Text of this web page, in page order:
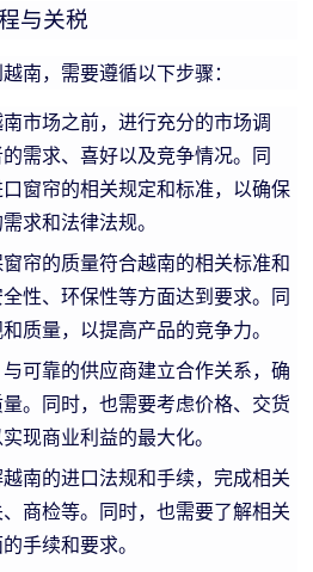
与关税
南，需要遵循以下步骤：
市场之前，进行充分的市场调
需求、喜好以及竞争情况。同
窗帘的相关规定和标准，以确保
求和法律法规。
帘的质量符合越南的相关标准和
性、环保性等方面达到要求。同
质量，以提高产品的竞争力。
可靠的供应商建立合作关系，确
。同时，也需要考虑价格、交货
现商业利益的最大化。
南的进口法规和手续，完成相关
商检等。同时，也需要了解相关
手续和要求。